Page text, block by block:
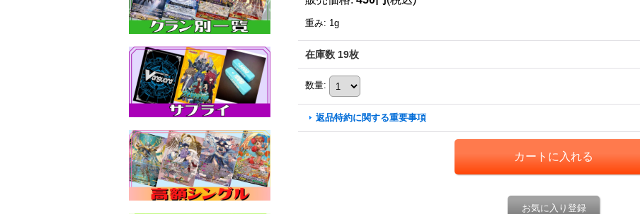
重み: 1g
在庫数 19枚
数量:
返品特約に関する重要事項
お気に入り登録